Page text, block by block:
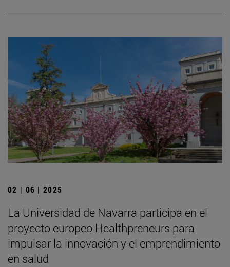
02 | 06 | 2025
La Universidad de Navarra participa en el
proyecto europeo Healthpreneurs para
impulsar la innovación y el emprendimiento
en salud